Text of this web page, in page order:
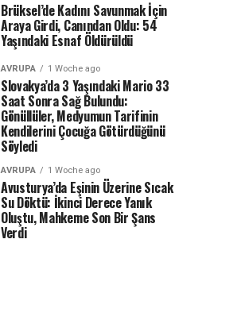
Brüksel’de Kadını Savunmak İçin
Araya Girdi, Canından Oldu: 54
Yaşındaki Esnaf Öldürüldü
AVRUPA 1 Woche ago
Slovakya’da 3 Yaşındaki Mario 33
Saat Sonra Sağ Bulundu:
Gönüllüler, Medyumun Tarifinin
Kendilerini Çocuğa Götürdüğünü
Söyledi
AVRUPA 1 Woche ago
Avusturya’da Eşinin Üzerine Sıcak
Su Döktü: İkinci Derece Yanık
Oluştu, Mahkeme Son Bir Şans
Verdi